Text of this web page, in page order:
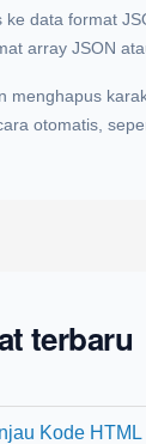
ke data format
array JSON
menghapus
otomatis,
terbaru
Kode HTML